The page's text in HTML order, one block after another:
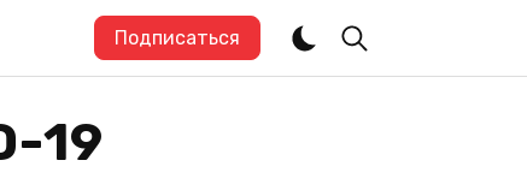
Подписаться
19